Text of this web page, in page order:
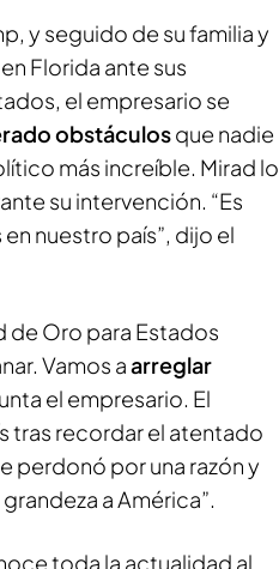
y seguido de su familia y
Florida ante sus
el empresario se
obstáculosque nadie
más increíble. Mirad lo
su intervención. “Es
nuestro país”, dijo el
de Oro para Estados
Vamos aarreglar
el empresario. El
tras recordar el atentado
perdonó por una razón y
a América”.
toda la actualidad al